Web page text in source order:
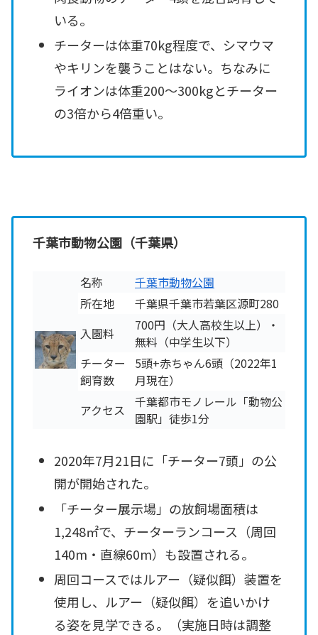
いる。
チーターは体重70kg程度で、シマウマ
やキリンを襲うことはない。ちなみに
ライオンは体重200～300kgとチーター
の3倍から4倍重い。
千葉市動物公園（千葉県）
名称
千葉市動物公園
所在地
千葉県千葉市若葉区源町280
入園料
700円（大人高校生以上）・
無料（中学生以下）
チーター
飼育数
5頭+赤ちゃん6頭（2022年1
月現在）
アクセス
千葉都市モノレール「動物公
園駅」徒歩1分
2020年7月21日に「チーター7頭」の公
開が開始された。
「チーター展示場」の放飼場面積は
1,248㎡で、チーターランコース（周回
140m・直線60m）も設置される。
周回コースではルアー（疑似餌）装置を
使用し、ルアー（疑似餌）を追いかけ
る姿を見学できる。（実施日時は調整